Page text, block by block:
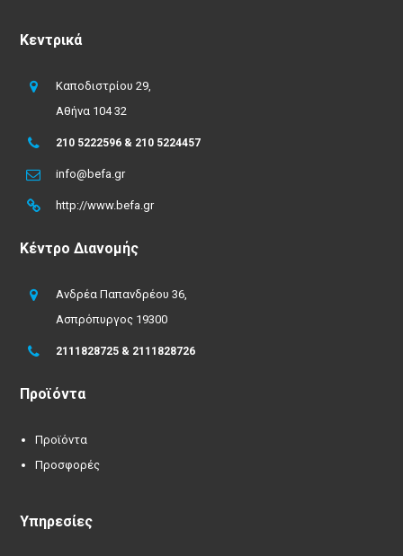
Κεντρικά
Καποδιστρίου 29,
Αθήνα 104 32
210 5222596 & 210 5224457
info@befa.gr
http://www.befa.gr
Κέντρο Διανομής
Ανδρέα Παπανδρέου 36,
Ασπρόπυργος 19300
2111828725 & 2111828726
Προϊόντα
Προϊόντα
Προσφορές
Υπηρεσίες